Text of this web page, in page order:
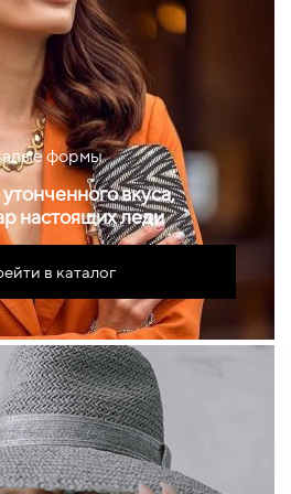
формы
вкуса,
настоящих леди
в каталог